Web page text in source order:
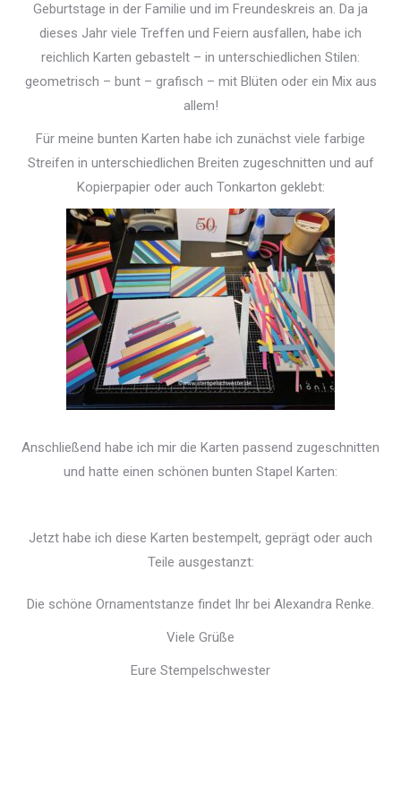
Geburtstage in der Familie und im Freundeskreis an. Da ja
dieses Jahr viele Treffen und Feiern ausfallen, habe ich
reichlich Karten gebastelt – in unterschiedlichen Stilen:
geometrisch – bunt – grafisch – mit Blüten oder ein Mix aus
allem!
Für meine bunten Karten habe ich zunächst viele farbige
Streifen in unterschiedlichen Breiten zugeschnitten und auf
Kopierpapier oder auch Tonkarton geklebt:
Anschließend habe ich mir die Karten passend zugeschnitten
und hatte einen schönen bunten Stapel Karten:
Jetzt habe ich diese Karten bestempelt, geprägt oder auch
Teile ausgestanzt:
Die schöne Ornamentstanze findet Ihr bei Alexandra Renke.
Viele Grüße
Eure Stempelschwester